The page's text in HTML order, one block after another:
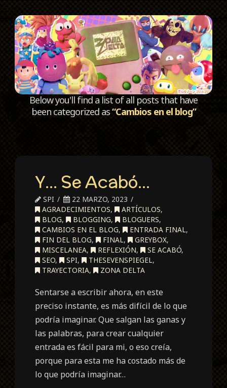
Below you'll find a list of all posts that have
been categorized as“Cambios en el blog”
Y… Se Acabó…
SPI
22 MARZO, 2023
AGRADECIMIENTOS, ARTÍCULOS,
BLOG, BLOGGING, BLOGUERS,
CAMBIOS EN EL BLOG, ENTRADA FINAL,
FIN DEL BLOG, FINAL, GREYBOX,
MISCELANEA, REFLEXIÓN, SE ACABÓ,
SEO, SPI, THESEVENSPIEGEL,
TRAYECTORIA, ZONA DELTA
Sentarse a escribir ahora, en este
preciso instante, es más difícil de lo que
podría imaginar. Que salgan las ganas y
las palabras, para crear cualquier
entrada es fácil para mi, o eso creía,
porque para esta me ha costado más de
lo que podría imaginar…